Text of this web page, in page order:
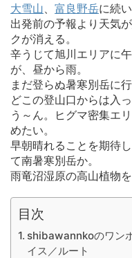
大雪山 富良野岳に続
出発前の予報より天気
クが消える。
辛うじて旭川エリアに
が、昼から雨。
まだ登らぬ暑寒別岳に
どこの登山口からは入
う～ん。ヒグマ密集エ
めたい。
早朝晴れることを期待
て南暑寒別岳か。
雨竜沼湿原の高山植物を
目次
shibawannkoのワン
イス／ルート